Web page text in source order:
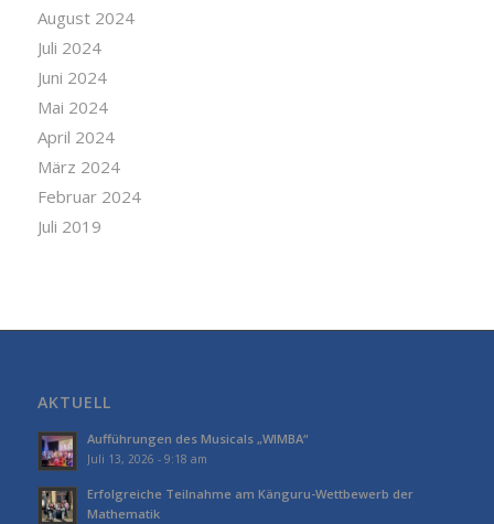
August 2024
Juli 2024
Juni 2024
Mai 2024
April 2024
März 2024
Februar 2024
Juli 2019
AKTUELL
Aufführungen des Musicals „WIMBA“
Juli 13, 2026 - 9:18 am
Erfolgreiche Teilnahme am Känguru-Wettbewerb der
Mathematik